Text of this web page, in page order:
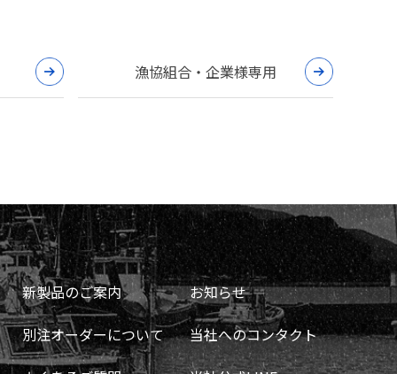
漁協組合・企業様専用
新製品のご案内
別注オーダーについて
お知らせ
当社へのコンタクト